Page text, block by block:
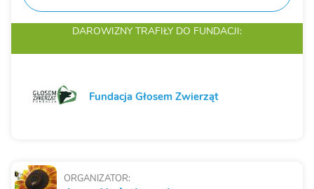
ORGANIZATOR:
DAROWIZNY TRAFIŁY DO FUNDACJI:
Fundacja Głosem Zwierząt